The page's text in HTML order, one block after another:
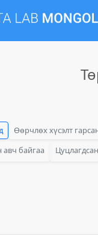
Өөрчлөх хүсэлт
авч байгаа
Цуцлагдсан